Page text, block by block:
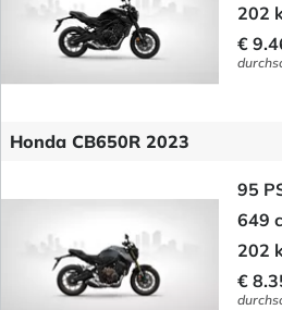
202
€
Honda CB650R 2023
95
649
202
€